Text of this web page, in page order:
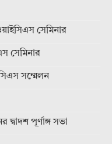
সেমিনার
সেমিনার
সম্মেলন
পূর্ণাঙ্গ সভা